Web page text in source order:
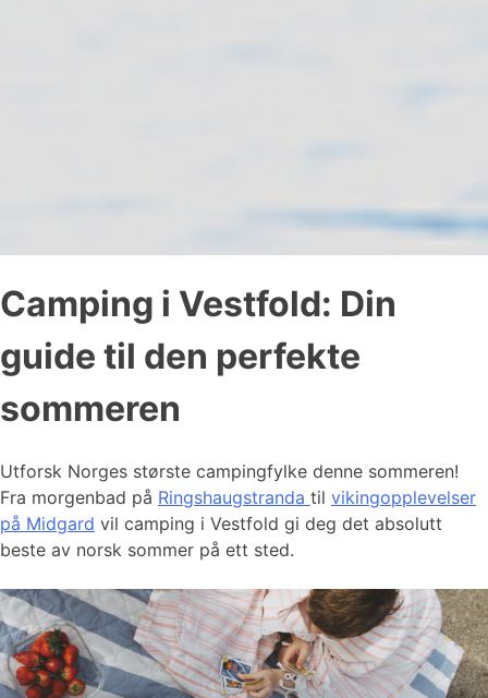
Camping i Vestfold: Din
guide til den perfekte
sommeren
Utforsk Norges største campingfylke denne sommeren!
Fra morgenbad på Ringshaugstranda til vikingopplevelser
på Midgard vil camping i Vestfold gi deg det absolutt
beste av norsk sommer på ett sted.